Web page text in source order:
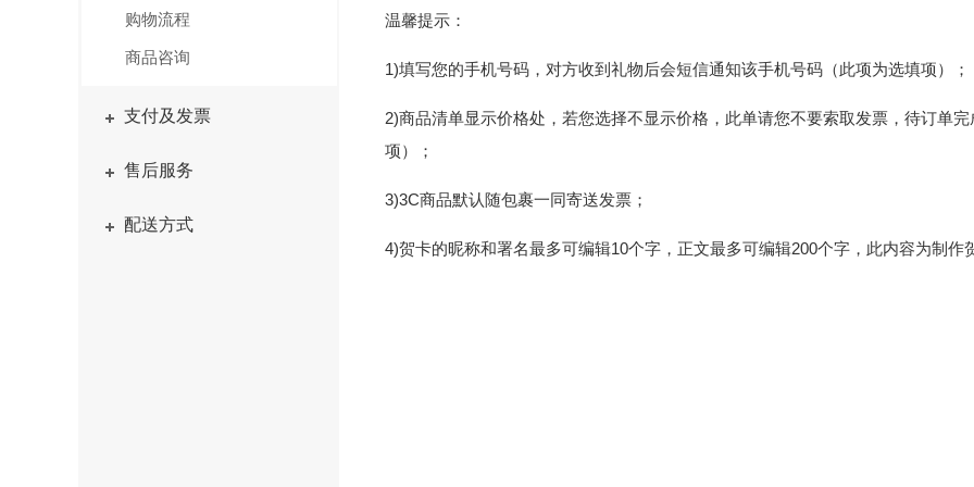
购物流程
商品咨询
支付及发票
售后服务
配送方式
温馨提示：
1)填写您的手机号码，对方收到礼物后会短信通知该手机号码（此项为选填项）；
2)商品清单显示价格处，若您选择不显示价格，此单请您不要索取发票，待订单
项）；
3)3C商品默认随包裹一同寄送发票；
4)贺卡的昵称和署名最多可编辑10个字，正文最多可编辑200个字，此内容为制